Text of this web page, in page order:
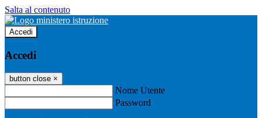
Salta al contenuto
Accedi
Accedi
button close ×
Nome Utente
Password